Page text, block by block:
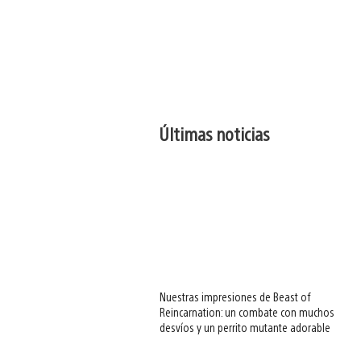
Últimas noticias
Nuestras impresiones de Beast of
Reincarnation: un combate con muchos
desvíos y un perrito mutante adorable